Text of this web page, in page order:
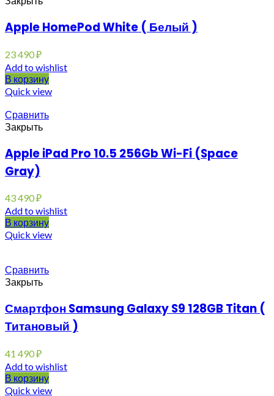
Apple HomePod White ( Белый )
23 490₽
Add to wishlist
В корзину
Quick view
Сравнить
Закрыть
Apple iPad Pro 10.5 256Gb Wi-Fi (Space
Gray)
43 490₽
Add to wishlist
В корзину
Quick view
Сравнить
Закрыть
Смартфон Samsung Galaxy S9 128GB Titan (
Титановый )
41 490₽
Add to wishlist
В корзину
Quick view